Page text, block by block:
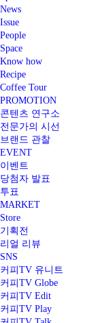
News
Issue
People
Space
Know how
Recipe
Coffee Tour
PROMOTION
콘텐츠 연구소
전문가의 시선
브랜드 관찰
EVENT
이벤트
당첨자 발표
투표
MARKET
Store
기획전
리얼 리뷰
SNS
커피TV 유니트
커피TV Globe
커피TV Edit
커피TV Play